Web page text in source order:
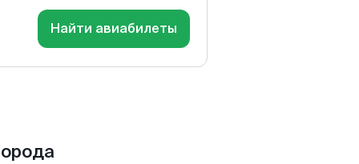
Найти авиабилеты